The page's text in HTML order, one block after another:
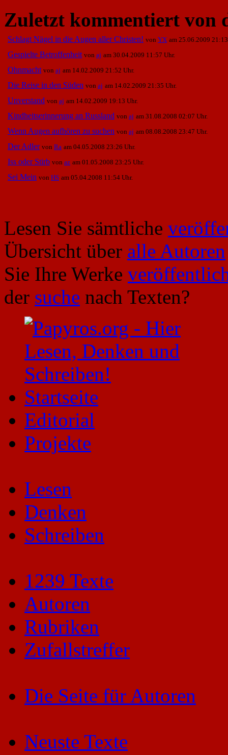
Zuletzt kommentiert von
Schlagt Nägel in die Augen aller Christen! von YX am 25.06.2009
Gespielte Betroffenheit von aj am 30.04.2009 11:57 Uhr.
Ohnmacht von aj am 14.02.2009 21:52 Uhr.
Die Reise in den Süden von aj am 14.02.2009 21:35 Uhr.
Unverstand von aj am 14.02.2009 19:13 Uhr.
Kindheitserinnerung an Russland von aj am 31.08.2008 02:07 Uhr.
Wenn Augen aufhören zu suchen von aj am 08.08.2008 23:47 Uhr.
Der Adler von Ra am 04.05.2008 23:26 Uhr.
Iss oder Stirb von az am 01.05.2008 23:25 Uhr.
Sei Mein von HS am 05.04.2008 11:54 Uhr.
Lesen Sie sämtliche
Übersicht über alle Autoren
Sie Ihre Werke
der suche nach Texten?
Startseite
Editorial
Projekte
Lesen
Denken
Schreiben
1239 Texte
Autoren
Rubriken
Zufallstreffer
Die Seite für Autoren
Neuste Texte